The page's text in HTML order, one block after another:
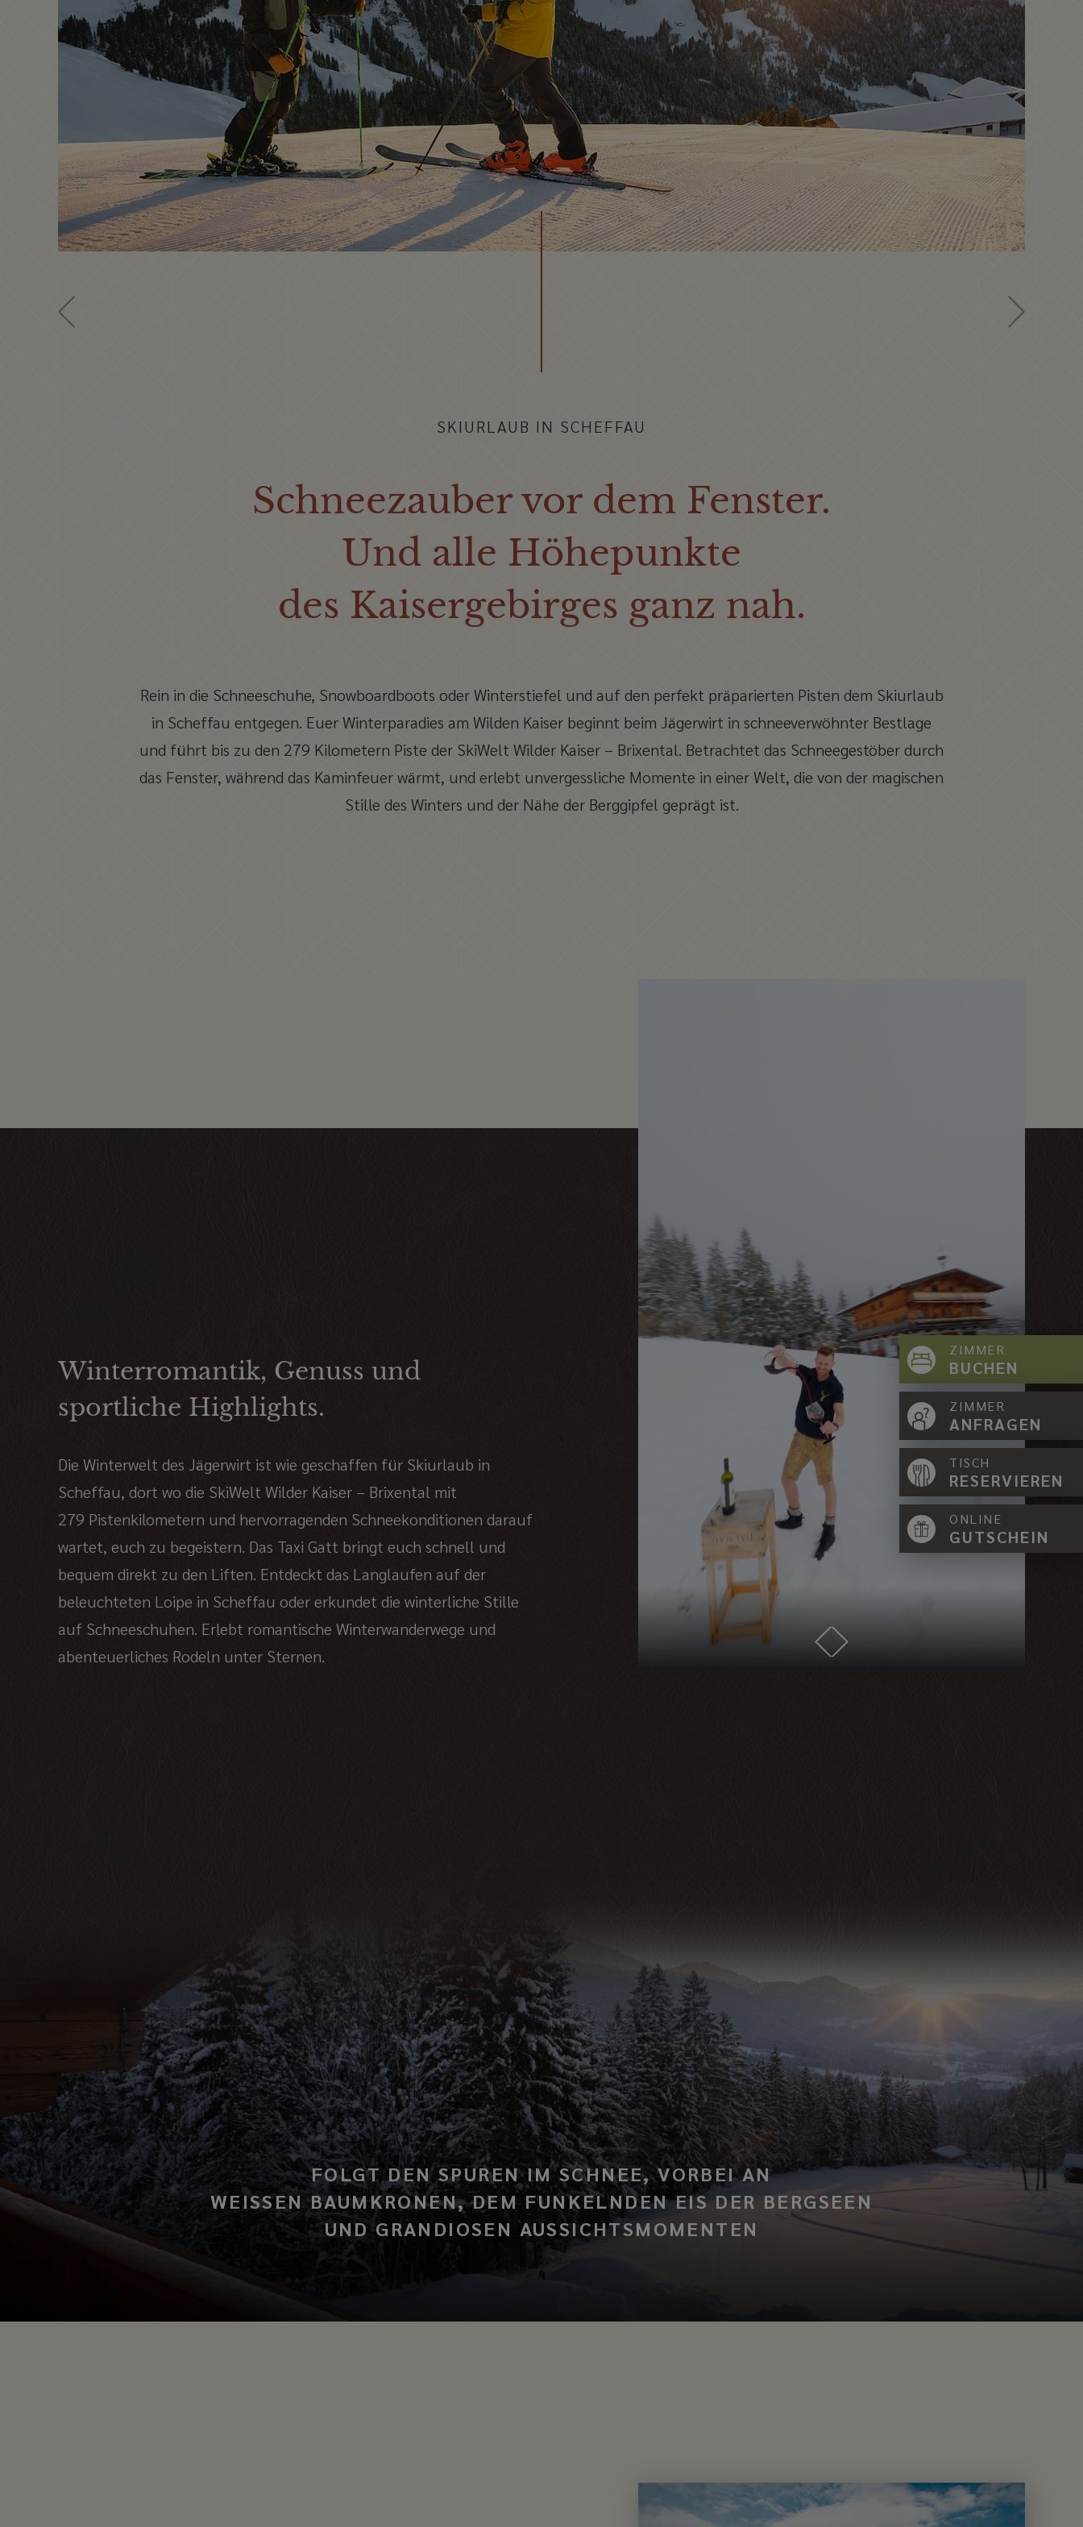
ZIMMER
BUCHEN
ZIMMER
ANFRAGEN
TISCH
RESERVIEREN
ONLINE
GUTSCHEIN
SKIURLAUB IN SCHEFFAU
Schneezauber vor dem Fenster.
Und alle Höhepunkte
des Kaisergebirges ganz nah.
Rein in die Schneeschuhe, Snowboardboots oder Winterstiefel und auf den perfekt präparierten Pisten dem Skiurlaub
in Scheffau entgegen. Euer Winterparadies am Wilden Kaiser beginnt beim Jägerwirt in schneeverwöhnter Bestlage
und führt bis zu den 279 Kilometern Piste der SkiWelt Wilder Kaiser – Brixental. Betrachtet das Schneegestöber durch
das Fenster, während das Kaminfeuer wärmt, und erlebt unvergessliche Momente in einer Welt, die von der magischen
Stille des Winters und der Nähe der Berggipfel geprägt ist.
Winterromantik, Genuss und
sportliche Highlights.
Die Winterwelt des Jägerwirt ist wie geschaffen für Skiurlaub in
Scheffau, dort wo die SkiWelt Wilder Kaiser – Brixental mit
279 Pistenkilometern und hervorragenden Schneekonditionen darauf
wartet, euch zu begeistern. Das Taxi Gatt bringt euch schnell und
bequem direkt zu den Liften. Entdeckt das Langlaufen auf der
beleuchteten Loipe in Scheffau oder erkundet die winterliche Stille
auf Schneeschuhen. Erlebt romantische Winterwanderwege und
abenteuerliches Rodeln unter Sternen.
FOLGT DEN SPUREN IM SCHNEE, VORBEI AN
WEISSEN BAUMKRONEN, DEM FUNKELNDEN EIS DER BERGSEEN
UND GRANDIOSEN AUSSICHTSMOMENTEN